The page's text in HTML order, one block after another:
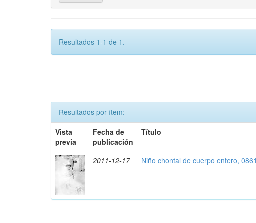
Resultados 1-1 de 1.
Resultados por ítem:
Vista
previa
Fecha de
publicación
Título
2011-12-17 Niño chontal de cuerpo entero, 0861